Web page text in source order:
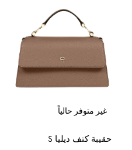
غير متوفر حالياً
حقيبة كتف ديليا S